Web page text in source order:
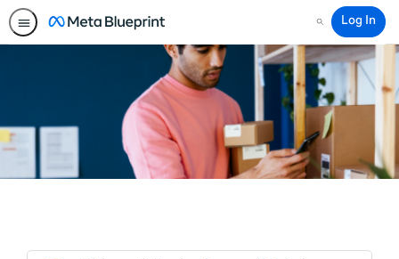
Search
Log In